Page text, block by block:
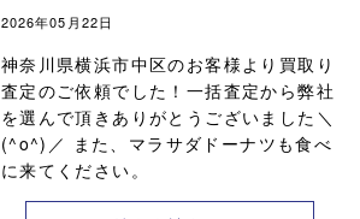
2026年05月22日
神奈川県横浜市中区のお客様より買取り
査定のご依頼でした！一括査定から弊社
を選んで頂きありがとうございました＼
(^o^)／ また、マラサダドーナツも食べ
に来てください。